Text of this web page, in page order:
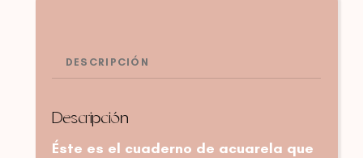
DESCRIPCIÓN
Descripción
Éste es el cuaderno de acuarela que